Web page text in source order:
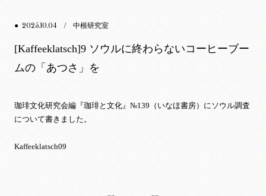
● 2025.10.04 / 中根研究室
[Kaffeeklatsch]9 ソウルに終わらないコーヒーブー
ムの「あつさ」を
珈琲文化研究会編『珈琲と文化』№139（いなほ書房）にソウル調査
について書きました。
Kaffeeklatsch09